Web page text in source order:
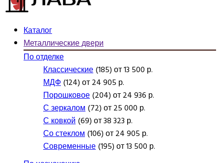
Каталог
Металлические двери
По отделке
Классические(185) от 13 500 р.
МДФ(124) от 24 905 р.
Порошковое(204) от 24 936 р.
С зеркалом(72) от 25 000 р.
С ковкой(69) от 38 323 р.
Со стеклом(106) от 24 905 р.
Современные(195) от 13 500 р.